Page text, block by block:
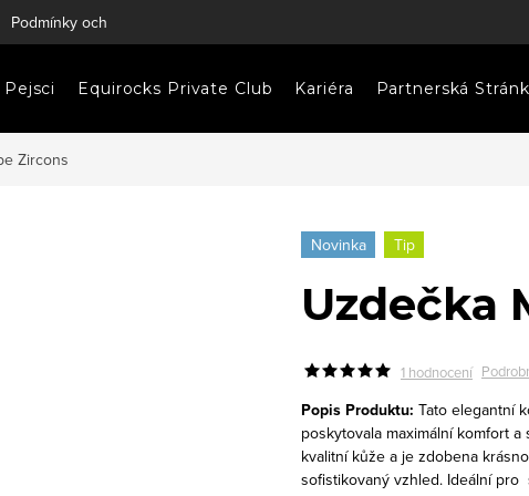
Podmínky ochrany osobních údajů
Pejsci Equirocks Private Club Kariéra Partnerská
Zircons
Novinka Tip
Uzdečka
1 hodnocení
Popis Produktu: Tato elegantní
poskytovala maximální komfort
kvalitní kůže a je zdobena
sofistikovaný vzhled. Ideální